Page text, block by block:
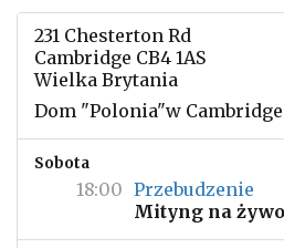
231 Chesterton Rd
Cambridge CB4 1AS
Wielka Brytania
Dom "Polonia"w Cambridge
Sobota
18:00 Przebudzenie
Mityng na żywo